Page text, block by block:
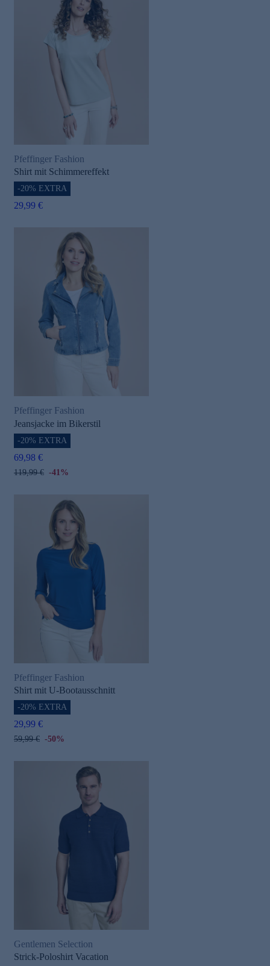
Pfeffinger Fashion
Shirt mit Schimmereffekt
-20% EXTRA
29,99 €
Pfeffinger Fashion
Jeansjacke im Bikerstil
-20% EXTRA
69,98 €
119,99 € -41%
Pfeffinger Fashion
Shirt mit U-Bootausschnitt
-20% EXTRA
29,99 €
59,99 € -50%
Gentlemen Selection
Strick-Poloshirt Vacation